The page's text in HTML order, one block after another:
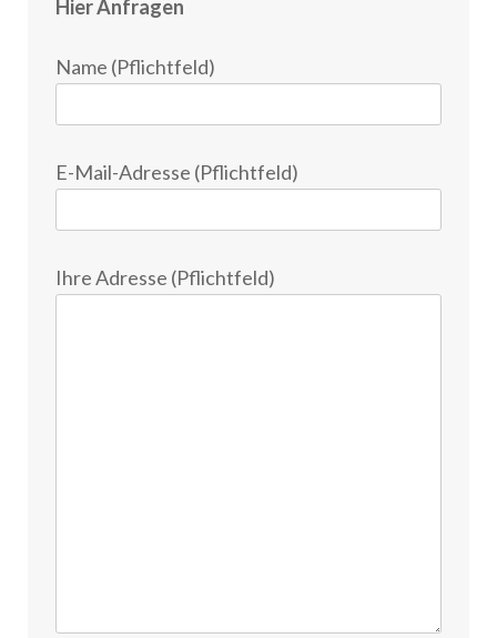
Hier Anfragen
Name (Pflichtfeld)
E-Mail-Adresse (Pflichtfeld)
Ihre Adresse (Pflichtfeld)